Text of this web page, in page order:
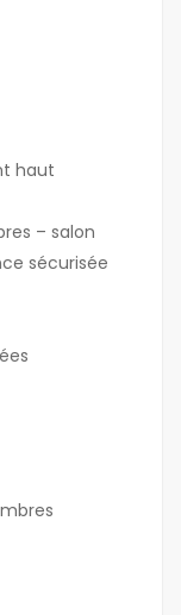
haut
– salon
sécurisée